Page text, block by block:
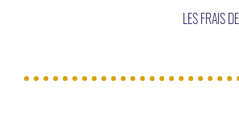
LES FRAIS